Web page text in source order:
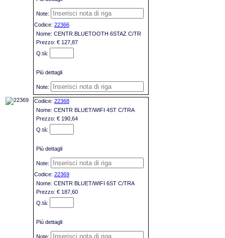
22366
CENTR.BLUETOOTH 6STAZ C/TR
€ 127,87
Più dettagli
22368
CENTR BLUET/WIFI 4ST C/TRA
€ 190,64
Più dettagli
22369
CENTR BLUET/WIFI 6ST C/TRA
€ 187,60
Più dettagli